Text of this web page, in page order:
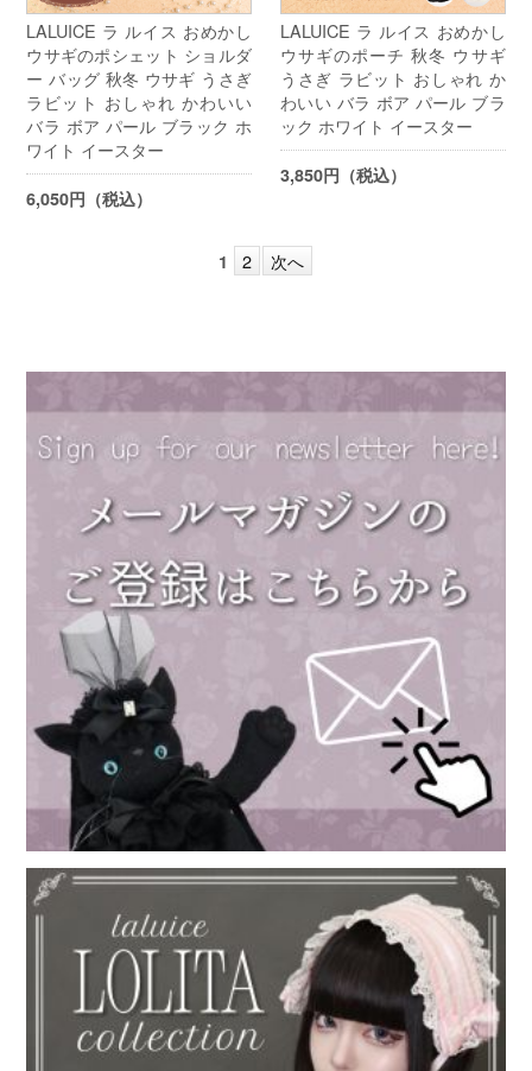
LALUICE ラ ルイス おめかし
ウサギのポシェット ショルダ
ー バッグ 秋冬 ウサギ うさぎ
ラビット おしゃれ かわいい
バラ ボア パール ブラック ホ
ワイト イースター
6,050円（税込）
LALUICE ラ ルイス おめかし
ウサギのポーチ 秋冬 ウサギ
うさぎ ラビット おしゃれ か
わいい バラ ボア パール ブラ
ック ホワイト イースター
3,850円（税込）
1 2 次へ